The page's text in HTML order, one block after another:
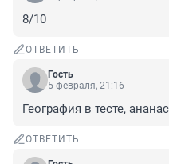
8/10
ОТВЕТИТЬ
Гость
5 февраля, 21:16
География в тесте,
ОТВЕТИТЬ